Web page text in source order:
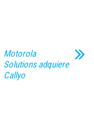
Motorola
Solutions adquiere
Callyo